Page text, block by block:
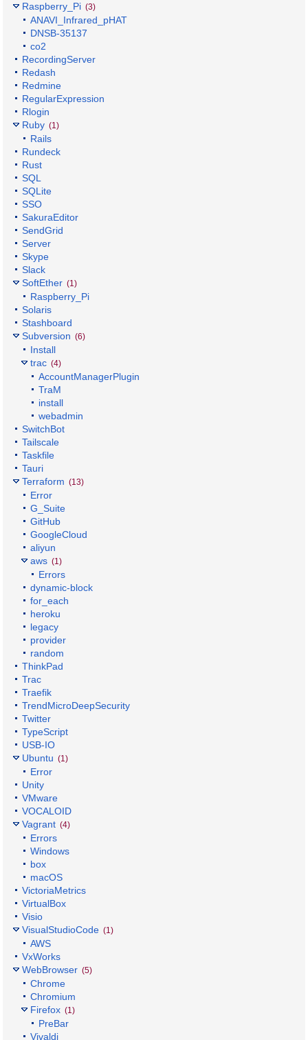
Raspberry_Pi (3)
ANAVI_Infrared_pHAT
DNSB-35137
co2
RecordingServer
Redash
Redmine
RegularExpression
Rlogin
Ruby (1)
Rails
Rundeck
Rust
SQL
SQLite
SSO
SakuraEditor
SendGrid
Server
Skype
Slack
SoftEther (1)
Raspberry_Pi
Solaris
Stashboard
Subversion (6)
Install
trac (4)
AccountManagerPlugin
TraM
install
webadmin
SwitchBot
Tailscale
Taskfile
Tauri
Terraform (13)
Error
G_Suite
GitHub
GoogleCloud
aliyun
aws (1)
Errors
dynamic-block
for_each
heroku
legacy
provider
random
ThinkPad
Trac
Traefik
TrendMicroDeepSecurity
Twitter
TypeScript
USB-IO
Ubuntu (1)
Error
Unity
VMware
VOCALOID
Vagrant (4)
Errors
Windows
box
macOS
VictoriaMetrics
VirtualBox
Visio
VisualStudioCode (1)
AWS
VxWorks
WebBrowser (5)
Chrome
Chromium
Firefox (1)
PreBar
Vivaldi